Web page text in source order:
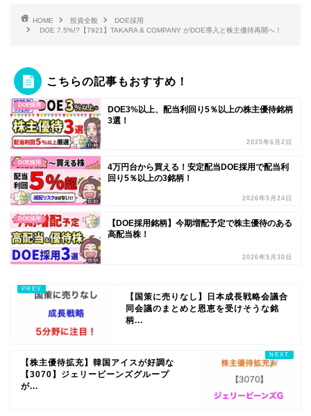
HOME 投資全般
DOE採用
DOE 7.5%!?【7921】TAKARA & COMPANY がDOE導入と株主優待再開へ！
こちらの記事もおすすめ！
DOE採用
DOE3%以上、配当利回り5％以上の株主優待銘柄
3選！
2025年6月2日
DOE採用
4万円台から買える！安定配当DOE採用で配当利
回り5％以上の3銘柄！
2026年5月24日
DOE採用
【DOE採用銘柄】今期増配予定で株主優待のある
高配当株！
2026年5月30日
【国策に売りなし】日本成長戦略会議合
同会議のまとめと恩恵を受けそうな銘
柄...
【株主優待拡充】韓国アイスが好調な
【3070】ジェリービーンズグループ
が...